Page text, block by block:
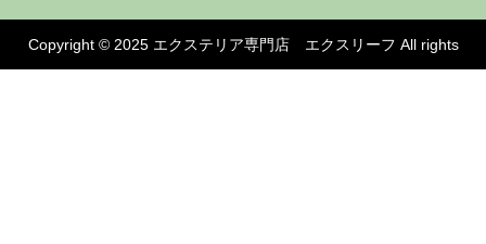
Copyright © 2025 エクステリア専門店 エクスリーフ All rights